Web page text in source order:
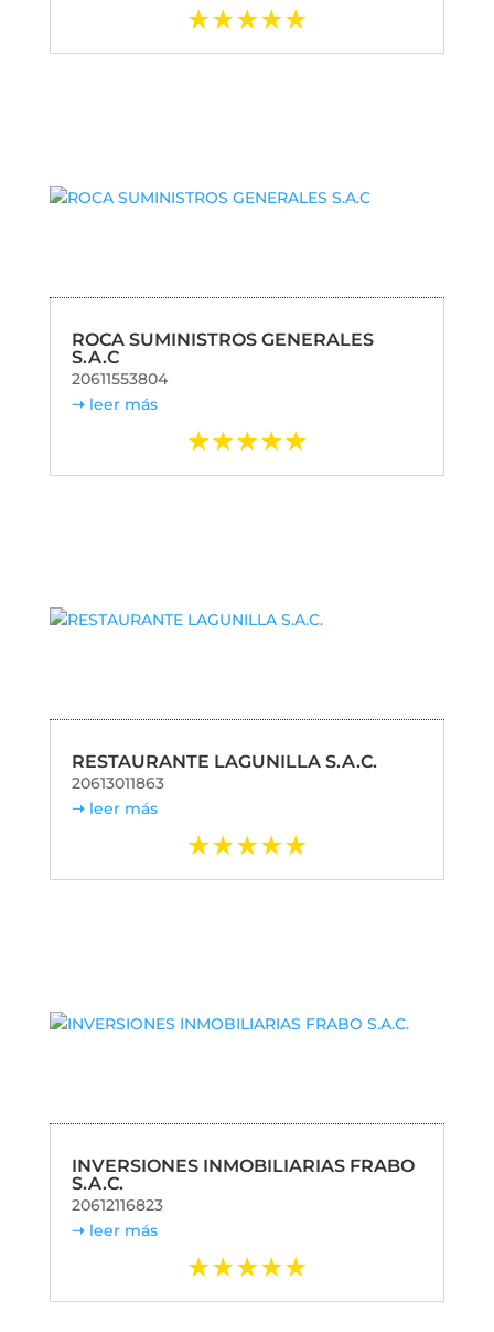
ROCA SUMINISTROS GENERALES
S.A.C
20611553804
leer más
RESTAURANTE LAGUNILLA S.A.C.
20613011863
leer más
INVERSIONES INMOBILIARIAS FRABO
S.A.C.
20612116823
leer más